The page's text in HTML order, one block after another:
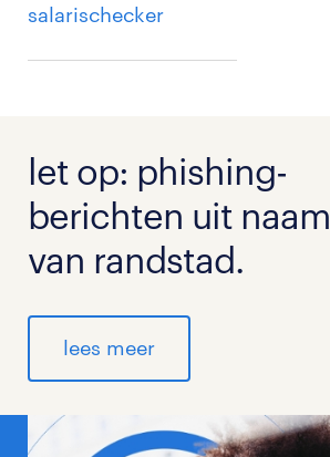
salarischecker
let op: phishing-
berichten uit naam
van randstad.
lees meer